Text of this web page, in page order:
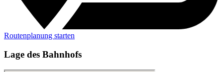
Routenplanung starten
Lage des Bahnhofs